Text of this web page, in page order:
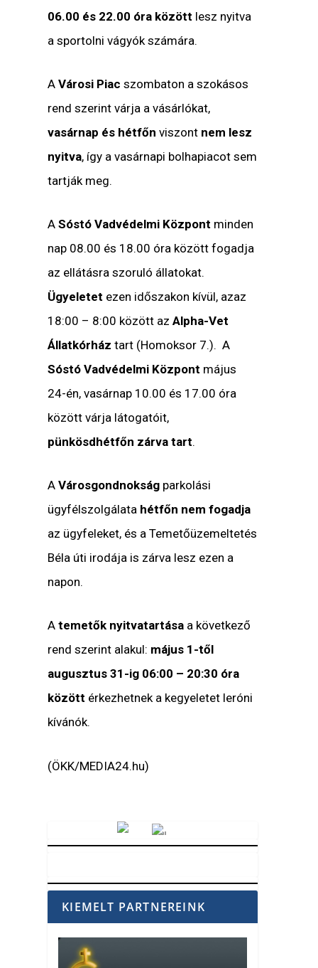
06.00 és 22.00 óra között lesz nyitva
a sportolni vágyók számára.
A Városi Piac szombaton a szokásos
rend szerint várja a vásárlókat,
vasárnap és hétfőn viszont nem lesz
nyitva, így a vasárnapi bolhapiacot sem
tartják meg.
A Sóstó Vadvédelmi Központ minden
nap 08.00 és 18.00 óra között fogadja
az ellátásra szoruló állatokat.
Ügyeletet ezen időszakon kívül, azaz
18:00 – 8:00 között azAlpha-Vet
Állatkórház tart (Homoksor 7.). A
Sóstó Vadvédelmi Központ május
24-én, vasárnap 10.00 és 17.00 óra
között várja látogatóit,
pünkösdhétfőn zárva tart.
AVárosgondnokság parkolási
ügyfélszolgálata hétfőn nem fogadja
az ügyfeleket, és a Temetőüzemeltetés
Béla úti irodája is zárva lesz ezen a
napon.
A temetők nyitvatartása a következő
rend szerint alakul: május 1-től
augusztus 31-ig 06:00 – 20:30 óra
között érkezhetnek a kegyeletet leróni
kívánók.
(ÖKK/MEDIA24.hu)
KIEMELT PARTNEREINK